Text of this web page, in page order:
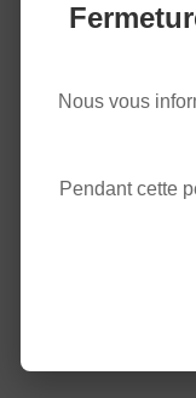
Nous vous
Pendant cette